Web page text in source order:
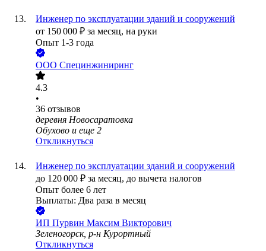
Инженер по эксплуатации зданий и сооружений
от 150 000 ₽ за месяц, на руки
Опыт 1-3 года
ООО Специнжиниринг
4.3
•
36 отзывов
деревня Новосаратовка
Обухово и еще 2
Откликнуться
Инженер по эксплуатации зданий и сооружений
до 120 000 ₽ за месяц, до вычета налогов
Опыт более 6 лет
Выплаты: Два раза в месяц
ИП Пурвин Максим Викторович
Зеленогорск, р-н Курортный
Откликнуться